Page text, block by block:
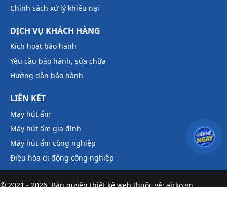
Chính sách xử lý khiếu nại
DỊCH VỤ KHÁCH HÀNG
Kích hoạt bảo hành
Yêu cầu bảo hành, sửa chữa
Hướng dẫn bảo hành
LIÊN KẾT
Máy hút ẩm
Máy hút ẩm gia đình
Máy hút ẩm công nghiệp
Điều hòa di động công nghiệp
© 2021 - 2026. Bản quyềnthiết kế webthuộc về: airko.vn.